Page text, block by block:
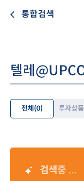
통합검색
전체 (0) 투자상품
검색중 ...